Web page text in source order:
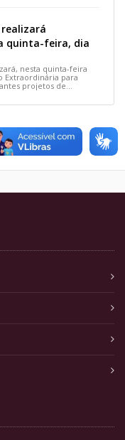
quinta-feira, dia
nesta quinta-feira
Extraordinária para
projetos de